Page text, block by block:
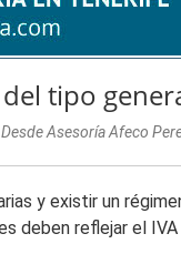
tipo
. Desde Asesoría Afeco
y existir un
deben reflejar el